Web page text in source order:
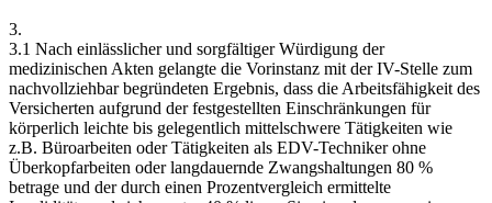
3.
3.1 Nach einlässlicher und sorgfältiger Würdigung der
medizinischen Akten gelangte die Vorinstanz mit der IV-Stelle zum
nachvollziehbar begründeten Ergebnis, dass die Arbeitsfähigkeit des
Versicherten aufgrund der festgestellten Einschränkungen für
körperlich leichte bis gelegentlich mittelschwere Tätigkeiten wie
z.B. Büroarbeiten oder Tätigkeiten als EDV-Techniker ohne
Überkopfarbeiten oder langdauernde Zwangshaltungen 80 %
betrage und der durch einen Prozentvergleich ermittelte